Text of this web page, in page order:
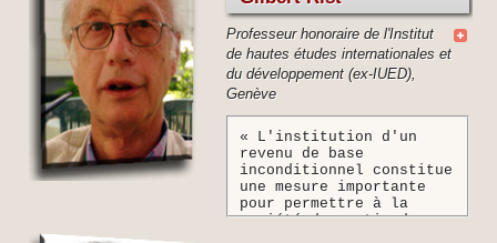
Le RBI n’est pas un
salaire, ni de l’aide
sociale, mais une
allocation automatique.
Il permet à chaque
individu de choisir les
plus doué et le plus
motivé, indépendamment
du salaire. Il permet
aussi à la société de
valoriser, de manière
Professeur honoraire de l'Institut
de hautes études internationales et
du développement (ex-IUED),
Genève
« L'institution d'un
revenu de base
inconditionnel constitue
une mesure importante
pour permettre à la
société de sortir de